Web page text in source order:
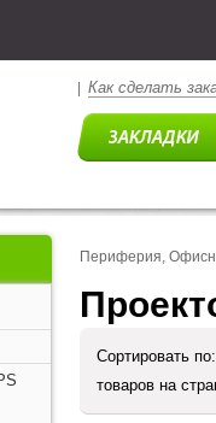
Как сделать
Периферия,
Сортировать
товаров на